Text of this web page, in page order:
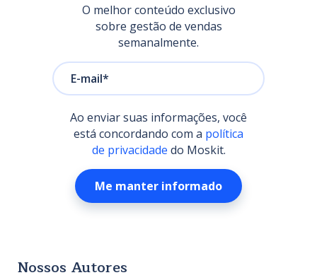
O melhor conteúdo exclusivo
sobre gestão de vendas
semanalmente.
Ao enviar suas informações, você
está concordando com a política
de privacidade do Moskit.
Nossos Autores